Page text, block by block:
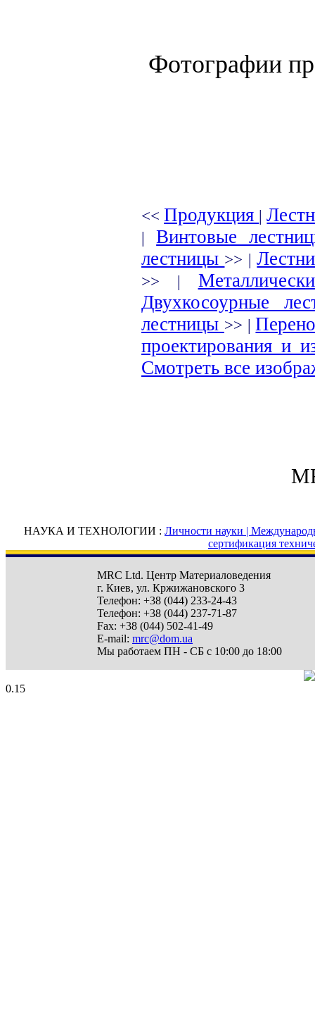
Фотографии
<<Продукция |
|Винтовые
лестницы >> |
>> |
Двухкосоурные
лестницы >> |
проектирования и
Смотреть все
НАУКА И ТЕХНОЛОГИИ : Личности науки |
сертификация
MRC Ltd. Центр Материаловедения
г. Киев, ул. Кржижановского 3
Телефон: +38 (044) 233-24-43
Телефон: +38 (044) 237-71-87
Fax: +38 (044) 502-41-49
E-mail: mrc@dom.ua
Мы работаем ПН - СБ с 10:00 до 18:00
0.15